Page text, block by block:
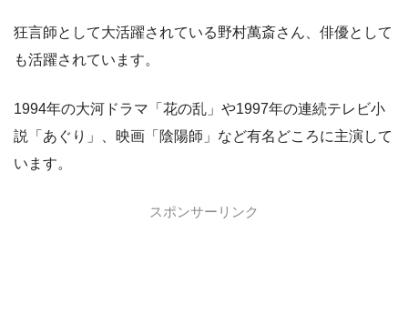
狂言師として大活躍されている野村萬斎さん、俳優として
も活躍されています。
1994年の大河ドラマ「花の乱」や1997年の連続テレビ小
説「あぐり」、映画「陰陽師」など有名どころに主演して
います。
スポンサーリンク